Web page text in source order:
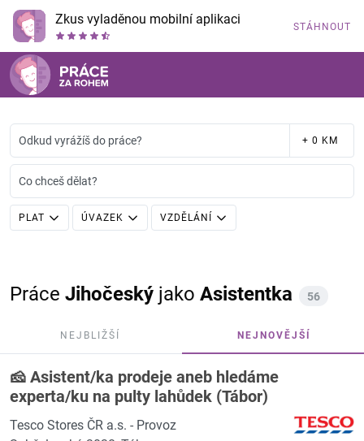
Zkus vyladěnou mobilní aplikaci STÁHNOUT
Odkud vyrážíš do práce? + 0 KM
Co chceš dělat?
PLAT ÚVAZEK VZDĚLÁNÍ
Práce Jihočeský jako Asistentka 56
NEJBLIŽŠÍ NEJNOVĚJŠÍ
🧀 Asistent/ka prodeje aneb hledáme
experta/ku na pulty lahůdek (Tábor)
Tesco Stores ČR a.s. - Provoz